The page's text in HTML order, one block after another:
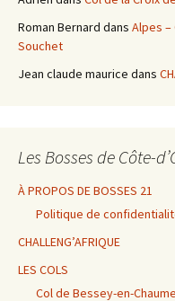
Roman Bernard dans Alpes –
Souchet
Jean claude maurice dans
Les Bosses de Côte-
À PROPOS DE BOSSES 21
Politique de
CHALLENG’AFRIQUE
LES COLS
Col de Bessey-en-Chaume